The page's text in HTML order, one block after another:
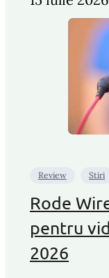
Review Stiri
Rode
pentru
2026